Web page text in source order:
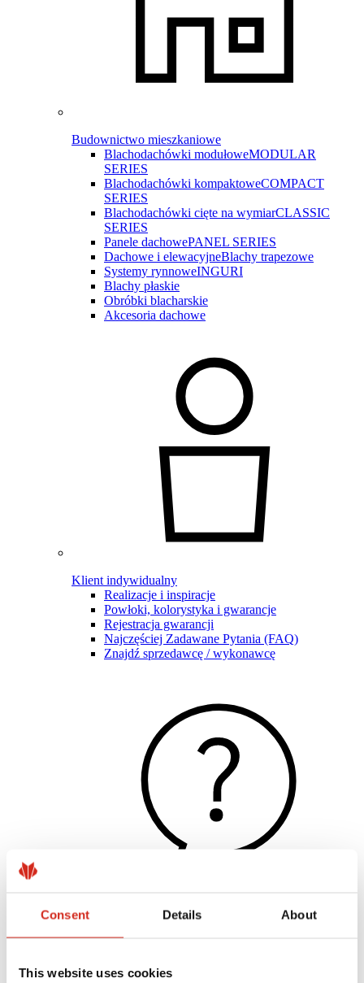
Consent Details About
This website uses cookies
Budownictwo mieszkaniowe
Blachodachówki modułoweMODULAR
SERIES
Blachodachówki kompaktoweCOMPACT
SERIES
Blachodachówki cięte na wymiarCLASSIC
SERIES
Panele dachowePANEL SERIES
Dachowe i elewacyjneBlachy trapezowe
Systemy rynnoweINGURI
Blachy płaskie
Obróbki blacharskie
Akcesoria dachowe
Klient indywidualny
Realizacje i inspiracje
Powłoki, kolorystyka i gwarancje
Rejestracja gwarancji
Najczęściej Zadawane Pytania (FAQ)
Znajdź sprzedawcę / wykonawcę
Pomocne linki
Pliki do pobrania